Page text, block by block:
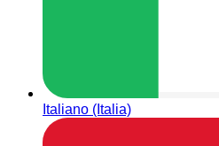
Italiano (Italia)